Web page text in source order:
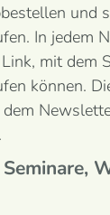
und
In jedem
mit dem
können.